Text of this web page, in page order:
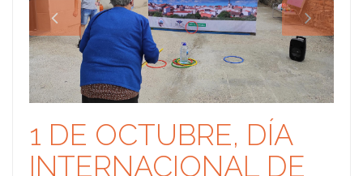
1 DE OCTUBRE, DÍA
INTERNACIONAL DE